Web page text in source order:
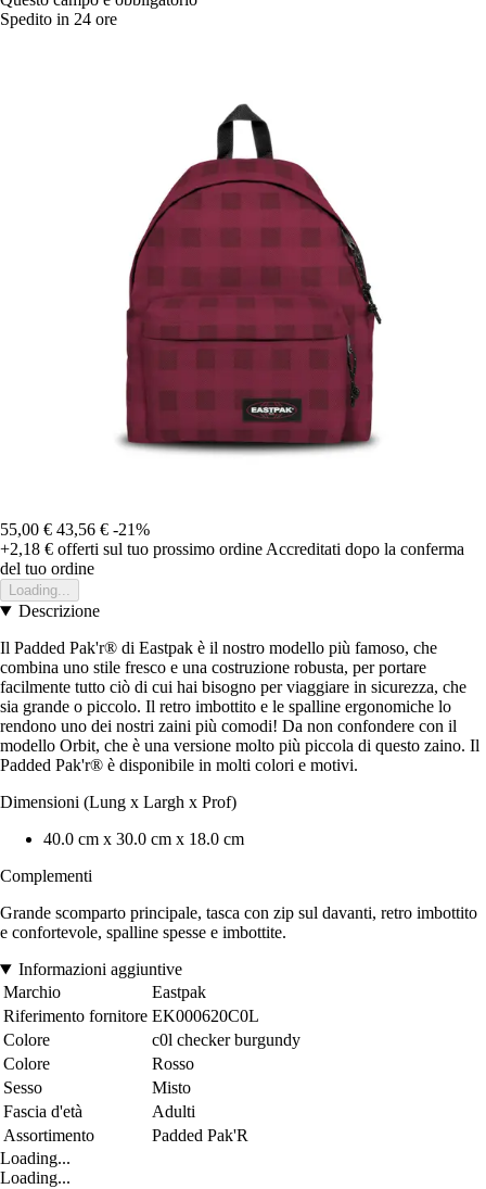
Spedito in 24 ore
55,00 € 43,56 € -21%
+2,18 € offerti sul tuo prossimo ordine Accreditati dopo la conferma
del tuo ordine
Loading...
Descrizione
Il Padded Pak'r® di Eastpak è il nostro modello più famoso, che
combina uno stile fresco e una costruzione robusta, per portare
facilmente tutto ciò di cui hai bisogno per viaggiare in sicurezza, che
sia grande o piccolo. Il retro imbottito e le spalline ergonomiche lo
rendono uno dei nostri zaini più comodi! Da non confondere con il
modello Orbit, che è una versione molto più piccola di questo zaino. Il
Padded Pak'r® è disponibile in molti colori e motivi.
Dimensioni (Lung x Largh x Prof)
40.0 cm x 30.0 cm x 18.0 cm
Complementi
Grande scomparto principale, tasca con zip sul davanti, retro imbottito
e confortevole, spalline spesse e imbottite.
Informazioni aggiuntive
Marchio
Eastpak
Riferimento fornitore EK000620C0L
Colore
c0l checker burgundy
Colore
Rosso
Sesso
Misto
Fascia d'età
Adulti
Assortimento
Padded Pak'R
Loading...
Loading...